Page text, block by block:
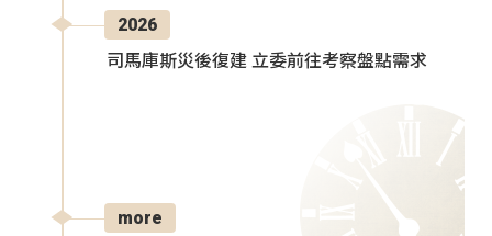
2026
司馬庫斯災後復建 立委前往考察盤點需求
more